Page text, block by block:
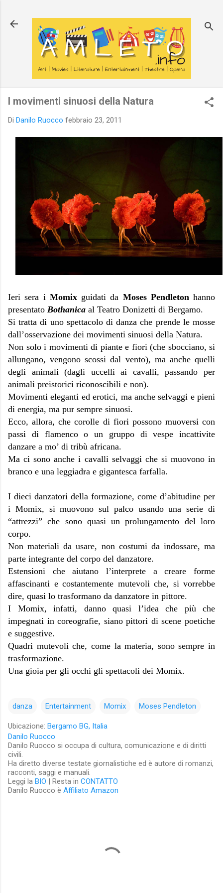
I movimenti sinuosi della Natura
Di Danilo Ruocco febbraio 23, 2011
Ieri sera i Momixguidati da Moses Pendletonhanno
presentato Bothanica al Teatro Donizetti di Bergamo.
Si tratta di uno spettacolo di danza che prende le mosse
dall’osservazione dei movimenti sinuosi della Natura.
Non solo i movimenti di piante e fiori (che sbocciano, si
allungano, vengono scossi dal vento), ma anche quelli
degli animali (dagli uccelli ai cavalli, passando per
animali preistorici riconoscibili e non).
Movimenti eleganti ed erotici, ma anche selvaggi e pieni
di energia, ma pur sempre sinuosi.
Ecco, allora, che corolle di fiori possono muoversi con
passi di flamenco o un gruppo di vespe incattivite
danzare a mo’ di tribù africana.
Ma ci sono anche i cavalli selvaggi che si muovono in
branco e una leggiadra e gigantesca farfalla.
I dieci danzatori della formazione, come d’abitudine per
i Momix, si muovono sul palco usando una serie di
“attrezzi” che sono quasi un prolungamento del loro
corpo.
Non materiali da usare, non costumi da indossare, ma
parte integrante del corpo del danzatore.
Estensioni che aiutano l’interprete a creare forme
affascinanti e costantemente mutevoli che, si vorrebbe
dire, quasi lo trasformano da danzatore in pittore.
I Momix, infatti, danno quasi l’idea che più che
impegnati in coreografie, siano pittori di scene poetiche
e suggestive.
Quadri mutevoli che, come la materia, sono sempre in
trasformazione.
Una gioia per gli occhi gli spettacoli dei Momix.
danza Entertainment Momix Moses Pendleton
Ubicazione: Bergamo BG, Italia
Danilo Ruocco
Danilo Ruocco si occupa di cultura, comunicazione e di diritti
civili.
Ha diretto diverse testate giornalistiche ed è autore di romanzi,
racconti, saggi e manuali.
Leggi la BIO | Resta in CONTATTO
Danilo Ruocco è Affiliato Amazon